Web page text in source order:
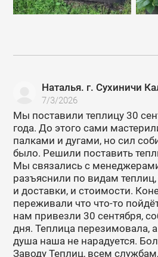
7/3/2026
Мы поставили теплицу 30
года. До этого сами
палками и дугами, но сил
было. Решили поставить
Мы связались с
разъяснили по видам
и доставки, и стоимости.
переживали что что-то
нам привезли 30 сентября,
дня. Теплица перезимовала, а
душа наша не нарадуется.
Заводу Теплиц, всем